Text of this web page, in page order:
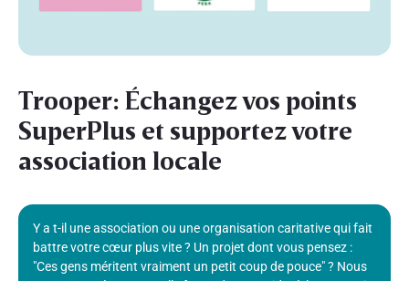
Trooper: Échangez vos points
SuperPlus et supportez votre
association locale
Y a t-il une association ou une organisation caritative qui fait
battre votre cœur plus vite ? Un projet dont vous pensez :
"Ces gens méritent vraiment un petit coup de pouce" ? Nous